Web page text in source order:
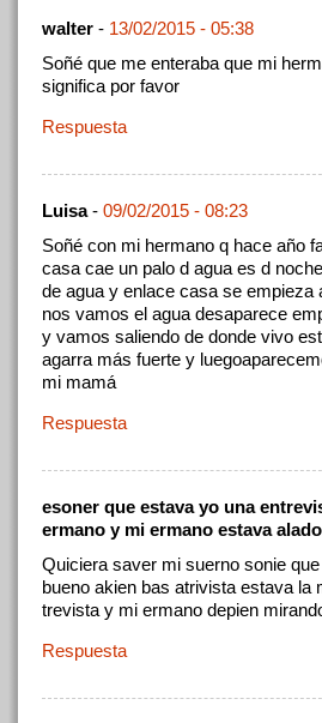
walter - 13/02/2015 - 05:38
Soñé que me enteraba que mi
significa por favor
Respuesta
Luisa- 09/02/2015 - 08:23
Soñé con mi hermano q hace año
casa cae un palo d agua es d
de agua y enlace casa se
nos vamos el agua desaparece
y vamos saliendo de donde vivo
agarra más fuerte y
mi mamá
Respuesta
esoner que estava yo una
ermano y mi ermano estava
Quiciera saver mi suerno sonie
bueno akien bas atrivista estava la
trevista y mi ermano depien
Respuesta